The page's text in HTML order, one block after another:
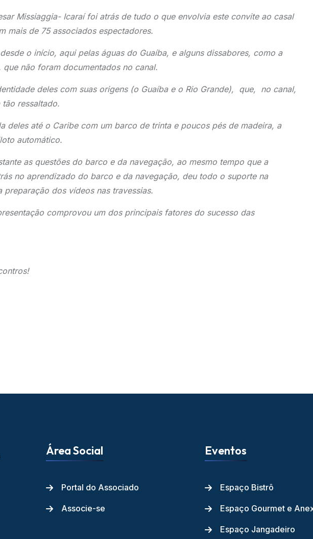
Missiaggia- Icaraí foi atrás de tudo o que envolvia este convite ao casal
mais de 75 associados espectadores.
o início, aqui pelas águas do Guaíba, e alguns dissabores, como a
não foram documentados no canal.
deles com suas origens (o Guaíba e o Rio Grande), que, no canal,
ressaltado.
deles até o Caribe com um barco de trinta e poucos pés de madeira, a
automático.
as questões do barco e da navegação, ao mesmo tempo que a
no aprendizado do barco e da navegação, deu todo o suporte na
preparação dos vídeos nas travessias.
comprovou um dos principais fatores do sucesso das
Área Social
Portal do Associado
Associe-se
Eventos
Espaço Bistrô
Espaço Gourmet e
Espaço Jangadeiro